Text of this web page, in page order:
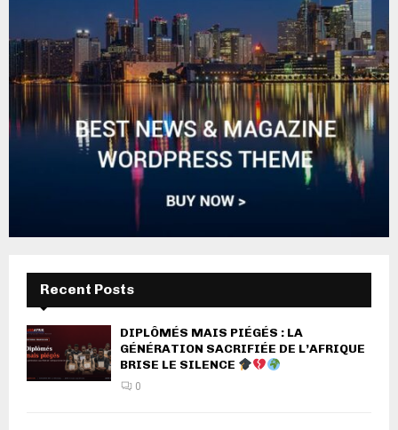
Recent Posts
DIPLÔMÉS MAIS PIÉGÉS : LA
GÉNÉRATION SACRIFIÉE DE L’AFRIQUE
BRISE LE SILENCE
0